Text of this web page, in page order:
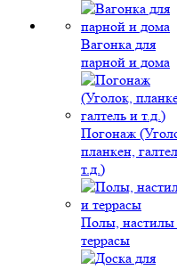
Вагонка для
парной и дома
Погонаж
планкен,
т.д.)
Полы,
террасы